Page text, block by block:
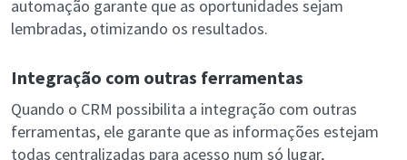
automação garante que as oportunidades sejam
lembradas, otimizando os resultados.
Integração com outras ferramentas
Quando o CRM possibilita a integração com outras
ferramentas, ele garante que as informações estejam
todas centralizadas para acesso num só lugar,